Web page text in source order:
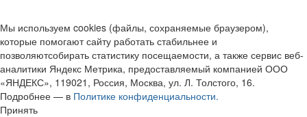
Мы используем cookies (файлы, сохраняемые браузером),
которые помогают сайту работать стабильнее и
позволяютсобирать статистику посещаемости, а также сервис веб-
аналитики Яндекс Метрика, предоставляемый компанией ООО
«ЯНДЕКС», 119021, Россия, Москва, ул. Л. Толстого, 16.
Подробнее — в Политике конфиденциальности.
Принять